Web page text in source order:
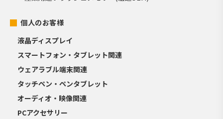
個人のお客様
液晶ディスプレイ
スマートフォン・タブレット関連
ウェアラブル端末関連
タッチペン・ペンタブレット
オーディオ・映像関連
PCアクセサリー